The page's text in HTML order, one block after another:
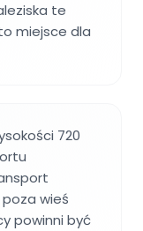
te
miejsce dla
720
wieś
powinni być